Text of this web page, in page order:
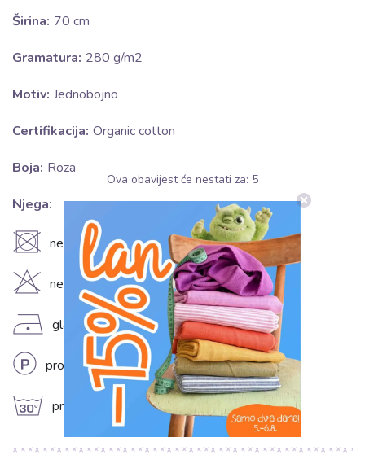
Širina: 70 cm
Gramatura: 280 g/m2
Motiv: Jednobojno
Certifikacija: Organic cotton
Boja: Roza
Njega:
U ne sušiti u sušilici
H ne izbjeljivati
D glačati na niskoj temperaturi (110°C)
L profesionalno kemijsko čišćenje
g prati na 30°C
Ova obavijest će nestati za: 5